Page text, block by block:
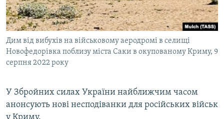
Дим від вибухів на військовому аеродромі в селищі
Новофедорівка поблизу міста Саки в окупованому Криму, 9
серпня 2022 року
У Збройних силах України найближчим часом
анонсують нові несподіванки для російських військ